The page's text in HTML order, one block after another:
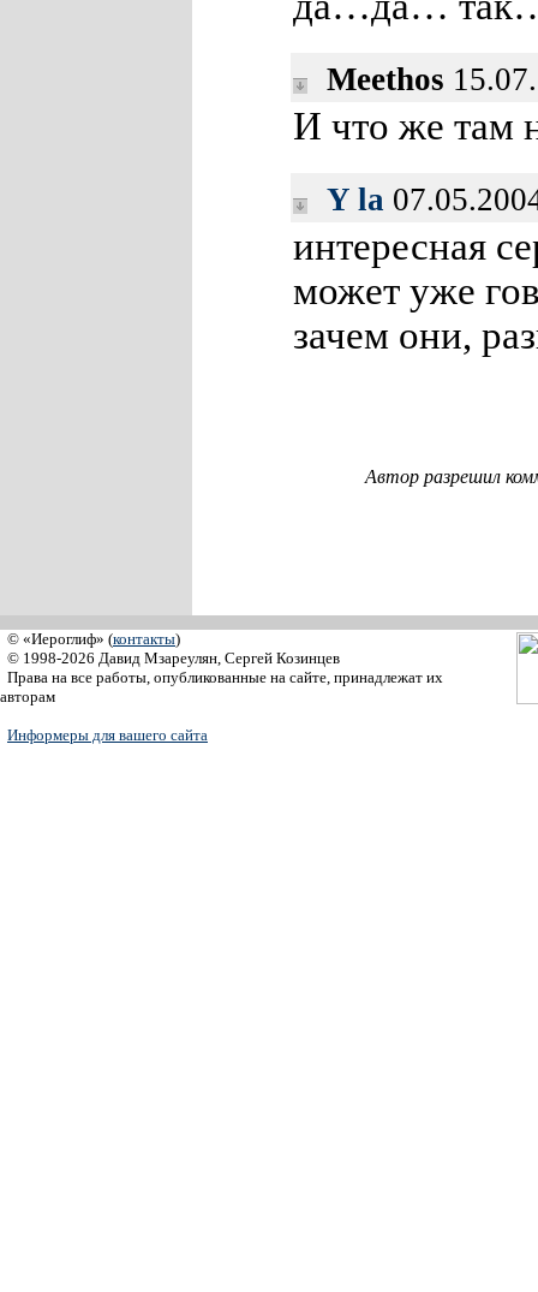
Meethos
И что же там
Y la
интересная
может уже
зачем они,
Автор разрешил
© «Иероглиф» (контакты)
© 1998-2026 Давид Мзареулян, Сергей Козинцев
Права на все работы, опубликованные на сайте, принадлежат их
авторам
Информеры для вашего сайта